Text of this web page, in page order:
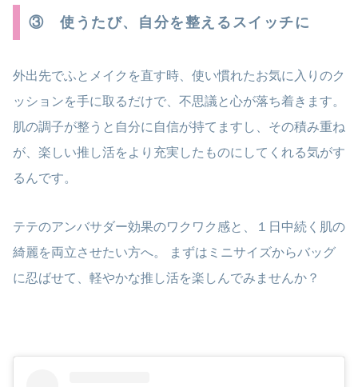
③ 使うたび、自分を整えるスイッチに
外出先でふとメイクを直す時、使い慣れたお気に入りのク
ッションを手に取るだけで、不思議と心が落ち着きます。
肌の調子が整うと自分に自信が持てますし、その積み重ね
が、楽しい推し活をより充実したものにしてくれる気がす
るんです。
テテのアンバサダー効果のワクワク感と、１日中続く肌の
綺麗を両立させたい方へ。 まずはミニサイズからバッグ
に忍ばせて、軽やかな推し活を楽しんでみませんか？